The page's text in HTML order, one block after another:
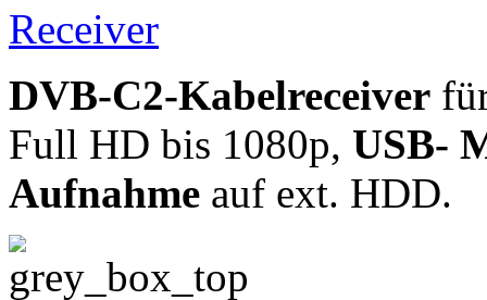
DVB-C2-Kabelreceiver
Full HD bis 1080p, USB-
Aufnahme auf ext. HDD.